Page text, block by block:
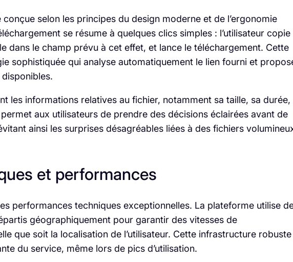
conçue selon les principes du design moderne et de l’ergonomie
se résume à quelques clics simples : l’utilisateur copie
dans le champ prévu à cet effet, et lance le téléchargement. Cette
sophistiquée qui analyse automatiquement le lien fourni et
les informations relatives au fichier, notamment sa taille, sa durée,
aux utilisateurs de prendre des décisions éclairées avant de
ainsi les surprises désagréables liées à des fichiers
et performances
performances techniques exceptionnelles. La plateforme utilise
géographiquement pour garantir des vitesses de
que soit la localisation de l’utilisateur. Cette infrastructure robuste
du service, même lors de pics d’utilisation.